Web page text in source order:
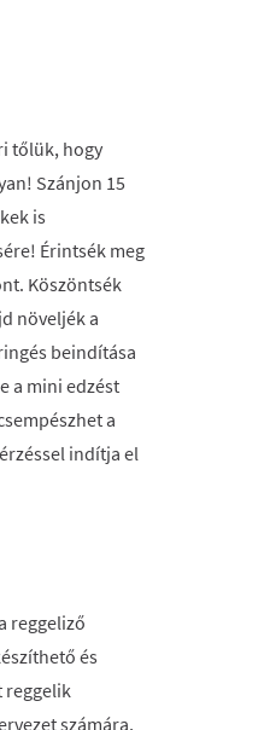
tőlük, hogy
Szánjon 15
is
Érintsék meg
Köszöntsék
növeljék a
beindítása
a mini edzést
a
indítja el
reggeliző
és
reggelik
számára,